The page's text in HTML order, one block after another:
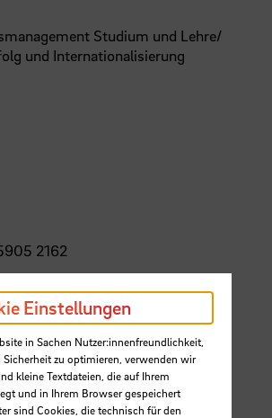
Studium und Lehre/
und Internationalisierung
2162
2292
Einstellungen
in Sachen Nutzer:innenfreundlichkeit,
zu optimieren, verwenden wir
kleine Textdateien, die auf Ihrem
und in Ihrem Browser gespeichert
sind Cookies, die technisch für den